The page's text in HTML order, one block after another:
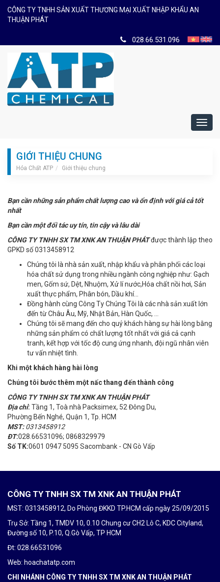
CÔNG TY TNHH SẢN XUẤT THƯƠNG MẠI XUẤT NHẬP KHẨU AN
THUẬN PHÁT
028.66.531.096
GIỚI THIỆU CHUNG
Hóa Chất ATP Giới thiệu chung
Bạn cần những sản phẩm chất lượng cao vàổn định với giá cảtốt
nhất
Bạn cần một đối tác uy tín, tin cậy và lâu dài
CÔNG TY TNHH SX TM XNK AN THUẬN PHÁTđược thành lập theo
GPKD số 0313458912
Chúng tôi là nhà sản xuất, nhập khẩu và phân phối các loại
hóa chất sử dụng trong nhiều ngành công nghiệp như: Gạch
men, Gốm sứ, Dệt, Nhuộm, Xử lí nước,Hóa chất nồi hơi, Sản
xuất thực phẩm, Phân bón, Dầu khí…
Đồng hành cùng Công Ty Chúng Tôi là các nhà sản xuất lớn
đến từ Châu Âu, Mỹ, Nhật Bản, Hàn Quốc, …
Chúng tôi sẽ mang đến cho quý khách hàng sự hài lòng bằng
những sản phẩm có chất lượng tốt nhất với giá cả cạnh
tranh, kết hợp với tốc độ cung ứng nhanh, đội ngũ nhân viên
tư vấn nhiệt tình.
Khi một khách hàng hài lòng
Chúng tôi bước thêm một nấc thang đến thành công
CÔNG TY TNHH SX TM XNK AN THUẬN PHÁT
Địa chỉ: Tầng 1, Toà nhà Packsimex, 52 Đông Du,
Phường Bến Nghé, Quận 1, Tp. HCM
MST:0313458912
ĐT:028.66531096; 0868329979
Số TK:0601 0947 5095 Sacombank - CN Gò Vấp
CÔNG TY TNHH SX TM XNK AN THUẬN PHÁT
MST: 0313458912, Do Phòng ĐKKD TP.HCM cấp ngày 25/09/2015
Trụ Sở: Tầng 1, TMDV 10, 0.10 Chung cư CH2 Lô C, KDC Cityland,
Đường số 10, P.10, Q.Gò Vấp, TP HCM
Đt: 028.66531096
Web: hoachatatp.com
CHI NHÁNH CÔNG TY TNHH SX TM XNK AN THUẬN PHÁT